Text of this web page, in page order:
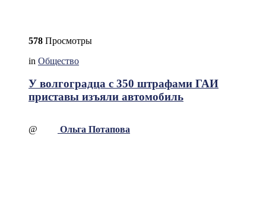
578 Просмотры
in Общество
У волгоградца с 350 штрафами ГАИ
приставы изъяли автомобиль
@ Ольга Потапова